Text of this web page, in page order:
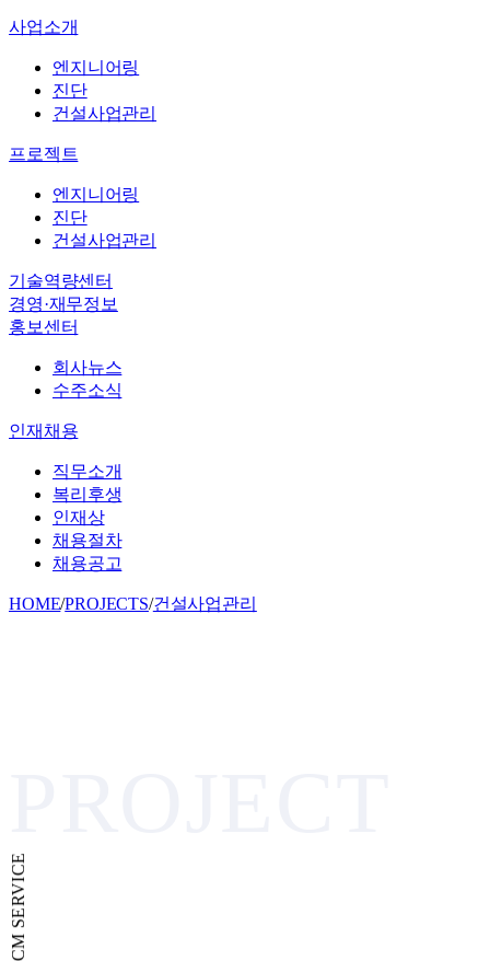
건설사업관리
바로가기→
바로가기→
회사뉴스
직무소개
복리후생
채용절차
채용공고
사업소개
엔지니어링
진단
건설사업관리
프로젝트
엔지니어링
진단
건설사업관리
기술역량센터
경영·재무정보
홍보센터
회사뉴스
수주소식
인재채용
직무소개
복리후생
인재상
채용절차
채용공고
HOME/PROJECTS/건설사업관리
CM SERVICE